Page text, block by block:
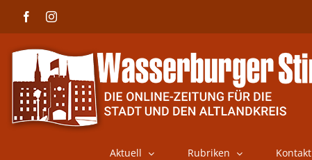
FacebookInstagram
Aktuell Rubriken Kontakt